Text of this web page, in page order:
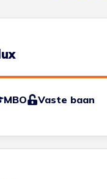
MBO Vaste baan